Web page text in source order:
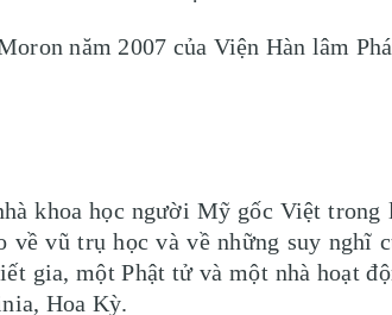
năm 2007 của Viện Hàn lâm
khoa học người Mỹ gốc Việt
vũ trụ học và về những suy nghĩ
gia, một Phật tử và một nhà hoạt
Hoa Kỳ.